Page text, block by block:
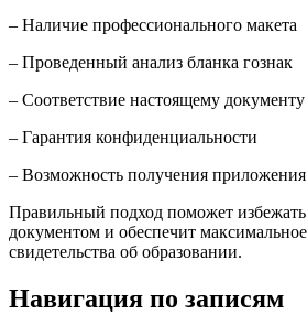
– Наличие профессионального макета
– Проведенный анализ бланка гознак
– Соответствие настоящему документу
– Гарантия конфиденциальности
– Возможность получения приложения
Правильный подход поможет
документом и обеспечит максимальное
свидетельства об образовании.
Навигация по записям